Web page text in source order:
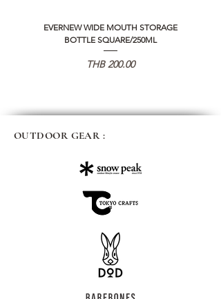
EVERNEW WIDE MOUTH STORAGE
BOTTLE SQUARE/250ML
가격
THB 200.00
OUTDOOR GEAR :